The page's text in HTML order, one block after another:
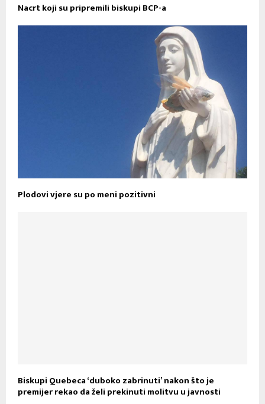
Nacrt koji su pripremili biskupi BCP-a
Plodovi vjere su po meni pozitivni
Biskupi Quebeca ‘duboko zabrinuti’ nakon što je
premijer rekao da želi prekinuti molitvu u javnosti